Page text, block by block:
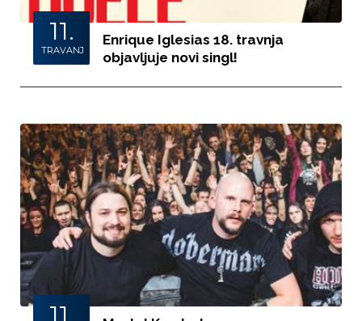
11.
TRAVANJ
Enrique Iglesias 18. travnja
objavljuje novi singl!
11.